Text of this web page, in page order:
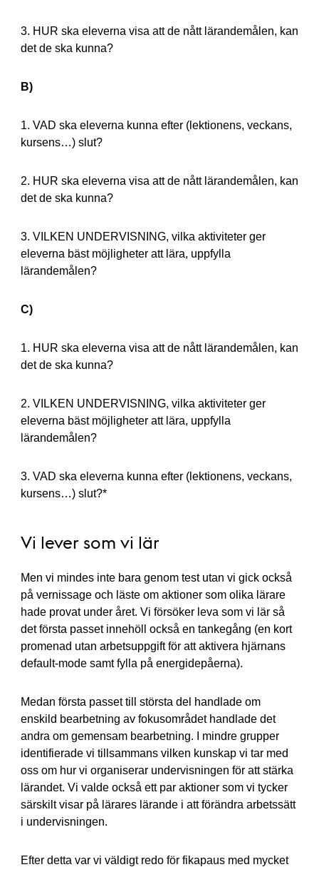
3. HUR ska eleverna visa att de nått lärandemålen, kan
det de ska kunna?
B)
1. VAD ska eleverna kunna efter (lektionens, veckans,
kursens…) slut?
2. HUR ska eleverna visa att de nått lärandemålen, kan
det de ska kunna?
3. VILKEN UNDERVISNING, vilka aktiviteter ger
eleverna bäst möjligheter att lära, uppfylla
lärandemålen?
C)
1. HUR ska eleverna visa att de nått lärandemålen, kan
det de ska kunna?
2. VILKEN UNDERVISNING, vilka aktiviteter ger
eleverna bäst möjligheter att lära, uppfylla
lärandemålen?
3. VAD ska eleverna kunna efter (lektionens, veckans,
kursens…) slut?*
Vi lever som vi lär
Men vi mindes inte bara genom test utan vi gick också
på vernissage och läste om aktioner som olika lärare
hade provat under året. Vi försöker leva som vi lär så
det första passet innehöll också en tankegång (en kort
promenad utan arbetsuppgift för att aktivera hjärnans
default-mode samt fylla på energidepåerna).
Medan första passet till största del handlade om
enskild bearbetning av fokusområdet handlade det
andra om gemensam bearbetning. I mindre grupper
identifierade vi tillsammans vilken kunskap vi tar med
oss om hur vi organiserar undervisningen för att stärka
lärandet. Vi valde också ett par aktioner som vi tycker
särskilt visar på lärares lärande i att förändra arbetssätt
i undervisningen.
Efter detta var vi väldigt redo för fikapaus med mycket